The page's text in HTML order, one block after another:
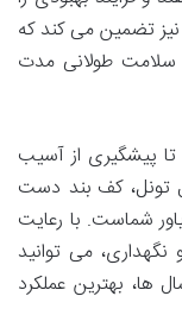
تضمین می کند که
سلامت طولانی مدت
پیشگیری از آسیب
تونل، کف بند دست
شماست. با رعایت
می توانید
ها، بهترین عملکرد